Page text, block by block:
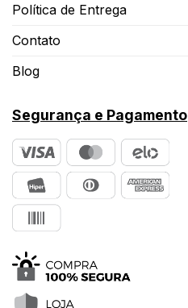
Política de Entrega
Contato
Blog
Segurança e Pagamento